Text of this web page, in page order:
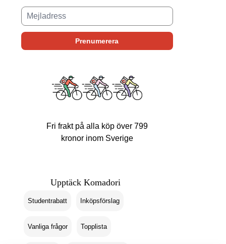
Fri frakt på alla köp över 799
kronor inom Sverige
Upptäck Komadori
Studentrabatt Inköpsförslag
Vanliga frågor Topplista